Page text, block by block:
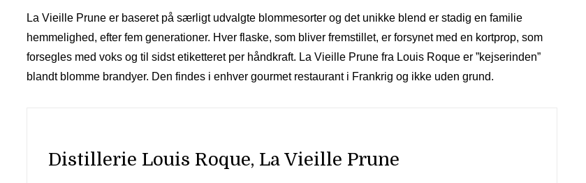
La Vieille Prune er baseret på særligt udvalgte blommesorter og det unikke blend er stadig en familie
hemmelighed, efter fem generationer. Hver flaske, som bliver fremstillet, er forsynet med en kortprop, som
forsegles med voks og til sidst etiketteret per håndkraft. La Vieille Prune fra Louis Roque er ”kejserinden”
blandt blomme brandyer. Den findes i enhver gourmet restaurant i Frankrig og ikke uden grund.
Distillerie Louis Roque, La Vieille Prune